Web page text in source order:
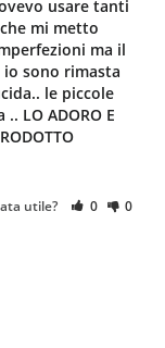
usare tanti
mi metto
ma il
sono rimasta
le piccole
LO ADORO E
utile? 0 0